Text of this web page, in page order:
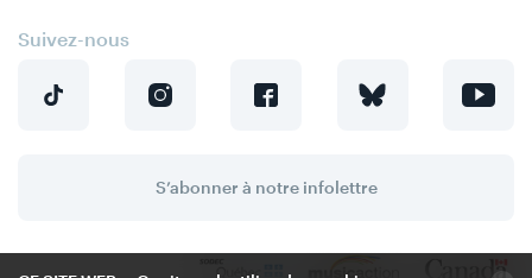
Suivez-nous
S’abonner à notre infolettre